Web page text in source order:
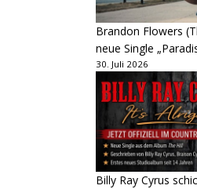
Brandon Flowers
neue Single
30. Juli 2026
Billy Ray Cyrus